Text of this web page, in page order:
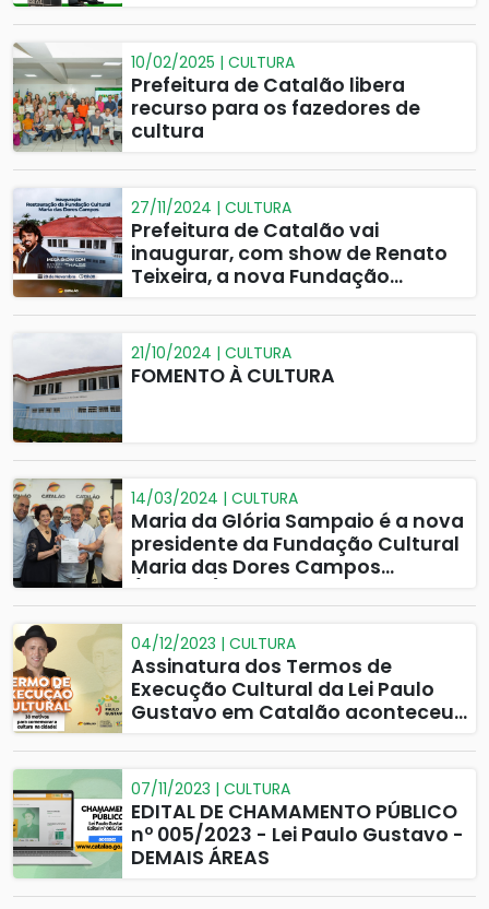
10/02/2025 | CULTURA
Prefeitura de Catalão libera
recurso para os fazedores de
cultura
27/11/2024 | CULTURA
Prefeitura de Catalão vai
inaugurar, com show de Renato
Teixeira, a nova Fundação
21/10/2024 | CULTURA
FOMENTO À CULTURA
14/03/2024 | CULTURA
Maria da Glória Sampaio é a nova
presidente da Fundação Cultural
Maria das Dores Campos
04/12/2023 | CULTURA
Assinatura dos Termos de
Execução Cultural da Lei Paulo
Gustavo em Catalão aconteceu
07/11/2023 | CULTURA
EDITAL DE CHAMAMENTO PÚBLICO
nº 005/2023 - Lei Paulo Gustavo -
DEMAIS ÁREAS